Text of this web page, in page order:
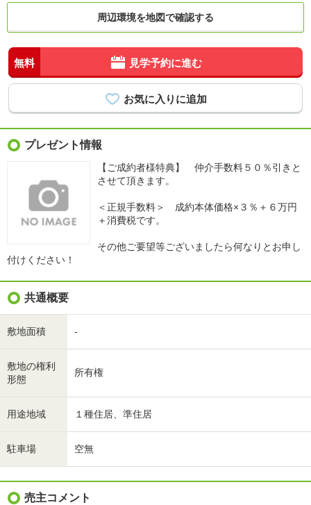
周辺環境を地図で確認する
無料 見学予約に進む
プレゼント情報
【ご成約者様特典】 仲介手数料５０％引きと
させて頂きます。
＜正規手数料＞ 成約本体価格×３％＋６万円
＋消費税です。
その他ご要望等ございましたら何なりとお申し
付けください！
共通概要
敷地面積 -
敷地の権利
形態
所有権
用途地域 １種住居、準住居
駐車場 空無
売主コメント